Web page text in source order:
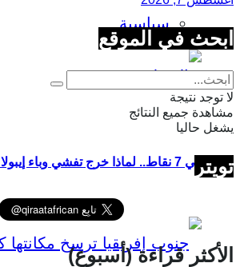
سياسية
في 7 نقاط.. لماذا خرج تفشي وباء إيبولا عن السيطرة؟
ابحث في الموقع
لا توجد نتيجة
مشاهدة جميع النتائج
يشغل حاليا
تويتر
الأكثر قراءة (أسبوع)